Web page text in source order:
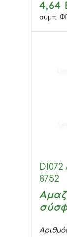
4,64
συμπ.
8752